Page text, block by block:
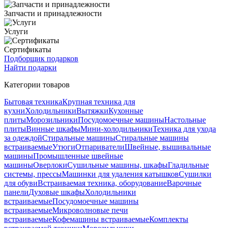
Запчасти и принадлежности
Услуги
Сертификаты
Подборщик подарков
Найти подарки
Категории товаров
Бытовая техникаКрупная техника для
кухниХолодильникиВытяжкиКухонные
плитыМорозильникиПосудомоечные машиныНастольные
плитыВинные шкафыМини-холодильникиТехника для ухода
за одеждойСтиральные машиныСтиральные машины
встраиваемыеУтюгиОтпаривателиШвейные, вышивальные
машиныПромышленные швейные
машиныОверлокиСушильные машины, шкафыГладильные
системы, прессыМашинки для удаления катышковСушилки
для обувиВстраиваемая техника, оборудованиеВарочные
панелиДуховые шкафыХолодильники
встраиваемыеПосудомоечные машины
встраиваемыеМикроволновые печи
встраиваемыеКофемашины встраиваемыеКомплекты